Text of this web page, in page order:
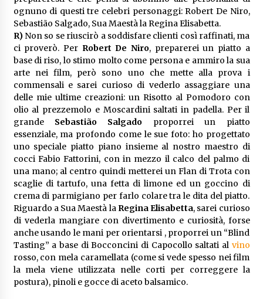
ognuno di questi tre celebri personaggi: Robert De Niro,
Sebastião Salgado, Sua Maestà la Regina Elisabetta.
R)Non so se riuscirò a soddisfare clienti così raffinati, ma
ci proverò. Per Robert De Niro, preparerei un piatto a
base di riso, lo stimo molto come persona e ammiro la sua
arte nei film, però sono uno che mette alla prova i
commensali e sarei curioso di vederlo assaggiare una
delle mie ultime creazioni: un Risotto al Pomodoro con
olio al prezzemolo e Moscardini saltati in padella. Per il
grande Sebastião Salgado proporrei un piatto
essenziale, ma profondo come le sue foto: ho progettato
uno speciale piatto piano insieme al nostro maestro di
cocci Fabio Fattorini, con in mezzo il calco del palmo di
una mano; al centro quindi metterei un Flan di Trota con
scaglie di tartufo, una fetta di limone ed un goccino di
crema di parmigiano per farlo colare tra le dita del piatto.
Riguardo a Sua Maestà la Regina Elisabetta, sarei curioso
di vederla mangiare con divertimento e curiosità, forse
anche usando le mani per orientarsi , proporrei un “Blind
Tasting” a base di Bocconcini di Capocollo saltati al vino
rosso, con mela caramellata (come si vede spesso nei film
la mela viene utilizzata nelle corti per correggere la
postura), pinoli e gocce di aceto balsamico.